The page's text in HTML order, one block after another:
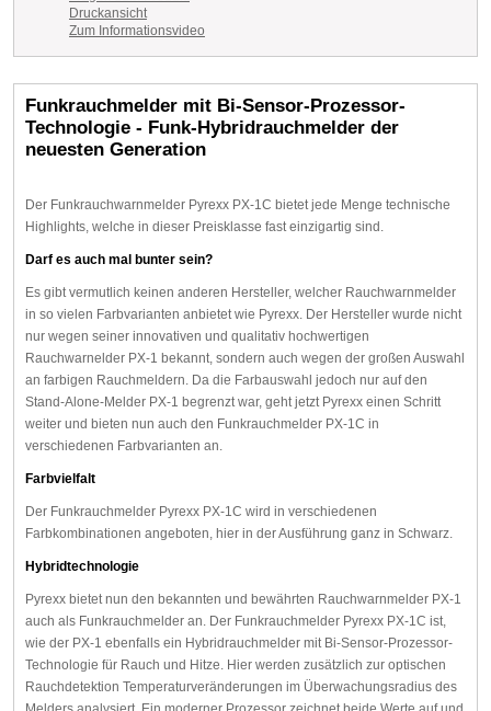
Druckansicht
Zum Informationsvideo
Funkrauchmelder mit Bi-Sensor-Prozessor-
Technologie - Funk-Hybridrauchmelder der
neuesten Generation
Der Funkrauchwarnmelder Pyrexx PX-1C bietet jede Menge technische
Highlights, welche in dieser Preisklasse fast einzigartig sind.
Darf es auch mal bunter sein?
Es gibt vermutlich keinen anderen Hersteller, welcher Rauchwarnmelder
in so vielen Farbvarianten anbietet wie Pyrexx. Der Hersteller wurde nicht
nur wegen seiner innovativen und qualitativ hochwertigen
Rauchwarnelder PX-1 bekannt, sondern auch wegen der großen Auswahl
an farbigen Rauchmeldern. Da die Farbauswahl jedoch nur auf den
Stand-Alone-Melder PX-1 begrenzt war, geht jetzt Pyrexx einen Schritt
weiter und bieten nun auch den Funkrauchmelder PX-1C in
verschiedenen Farbvarianten an.
Farbvielfalt
Der Funkrauchmelder Pyrexx PX-1C wird in verschiedenen
Farbkombinationen angeboten, hier in der Ausführung ganz in Schwarz.
Hybridtechnologie
Pyrexx bietet nun den bekannten und bewährten Rauchwarnmelder PX-1
auch als Funkrauchmelder an. Der Funkrauchmelder Pyrexx PX-1C ist,
wie der PX-1 ebenfalls ein Hybridrauchmelder mit Bi-Sensor-Prozessor-
Technologie für Rauch und Hitze. Hier werden zusätzlich zur optischen
Rauchdetektion Temperaturveränderungen im Überwachungsradius des